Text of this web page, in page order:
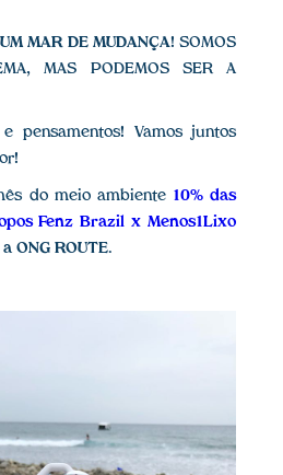
MAR DE MUDANÇA! SOMOS
MAS PODEMOS SER A
pensamentos! Vamos juntos
do meio ambiente 10% das
Fenz Brazil x Menos1Lixo
ONG ROUTE.